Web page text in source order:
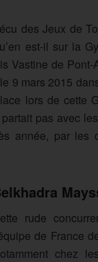
des Jeux de
est-il sur la
Vastine de
9 mars 2015
lors de cette
pas avec
année, par les
rude
de France
chez